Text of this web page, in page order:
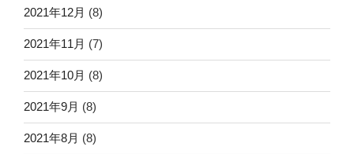
2021年12月 (8)
2021年11月 (7)
2021年10月 (8)
2021年9月 (8)
2021年8月 (8)